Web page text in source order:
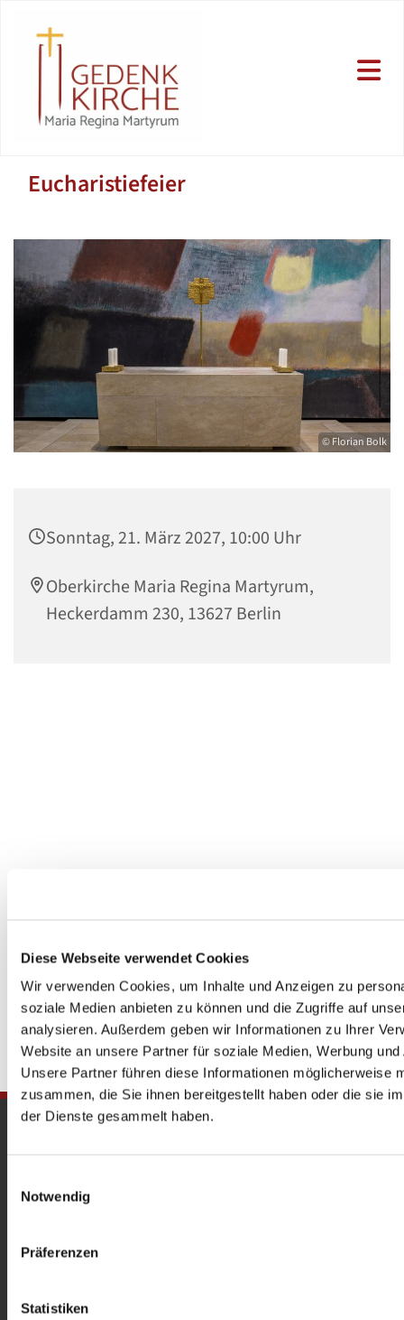
Diese Webseite verwendet Cookies
Wir verwenden Cookies, um Inhalte und Anzeigen zu
soziale Medien anbieten zu können und die Zugriffe auf
analysieren. Außerdem geben wir Informationen zu Ihrer
Website an unsere Partner für soziale Medien, Werbung
Unsere Partner führen diese Informationen möglicherweise
zusammen, die Sie ihnen bereitgestellt haben oder die sie
der Dienste gesammelt haben.
Notwendig
Präferenzen
Statistiken
Eucharistiefeier
© Florian Bolk
Sonntag, 21. März 2027, 10:00 Uhr
Oberkirche Maria Regina Martyrum,
Heckerdamm 230, 13627 Berlin
Heckerdamm 230, 13627 Berlin |
Offene Kirche: Täglich 08-18 Uhr